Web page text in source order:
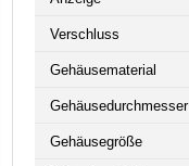
Verschluss
Gehäusematerial
Gehäusedurchmesser
Gehäusegröße